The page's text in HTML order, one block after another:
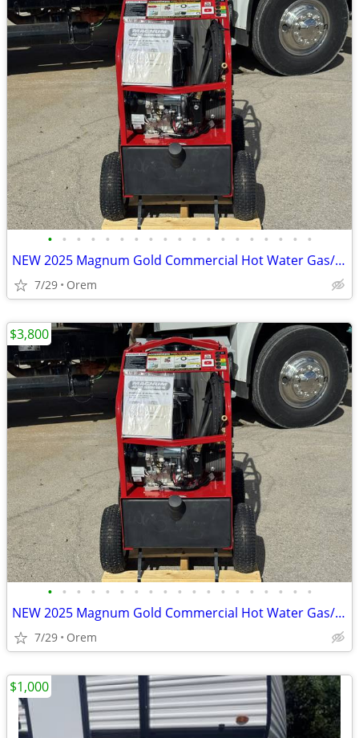
• • • • • • • • • • • • • • • • • • •
NEW 2025 Magnum Gold Commercial Hot Water Gas/Diesel/Oil Fired 4,000 P
7/29 Orem
• • • • • • • • • • • • • • • • • • •
NEW 2025 Magnum Gold Commercial Hot Water Gas/Diesel/Oil Fired 4,000 P
7/29 Orem
$3,800
$1,000